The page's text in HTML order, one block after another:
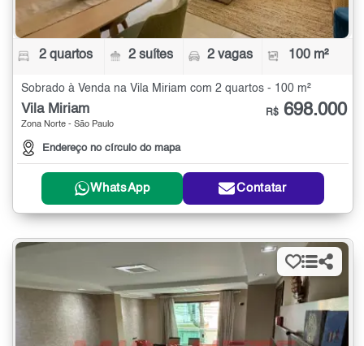
2 quartos 2 suítes 2 vagas 100 m²
Sobrado à Venda na Vila Miriam com 2 quartos - 100 m²
Vila Miriam
Zona Norte - São Paulo
Endereço no círculo do mapa
R$ 698.000
WhatsApp Contatar